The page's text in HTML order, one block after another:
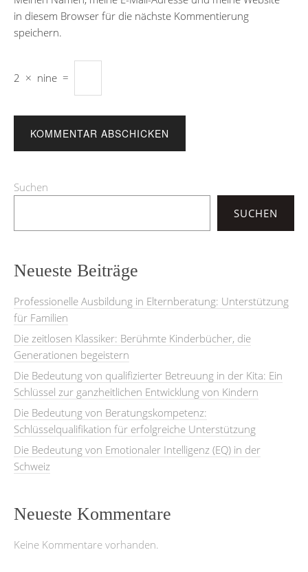
in diesem Browser für die nächste Kommentierung
speichern.
2 × nine =
Suchen
SUCHEN
Neueste Beiträge
Professionelle Ausbildung in Elternberatung: Unterstützung
für Familien
Die zeitlosen Klassiker: Berühmte Kinderbücher, die
Generationen begeistern
Die Bedeutung von qualifizierter Betreuung in der Kita: Ein
Schlüssel zur ganzheitlichen Entwicklung von Kindern
Die Bedeutung von Beratungskompetenz:
Schlüsselqualifikation für erfolgreiche Unterstützung
Die Bedeutung von Emotionaler Intelligenz (EQ) in der
Schweiz
Neueste Kommentare
Keine Kommentare vorhanden.